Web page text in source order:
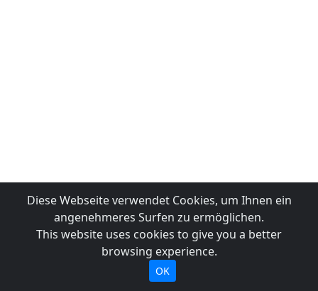
Diese Webseite verwendet Cookies, um Ihnen ein
angenehmeres Surfen zu ermöglichen.
This website uses cookies to give you a better
browsing experience.
OK